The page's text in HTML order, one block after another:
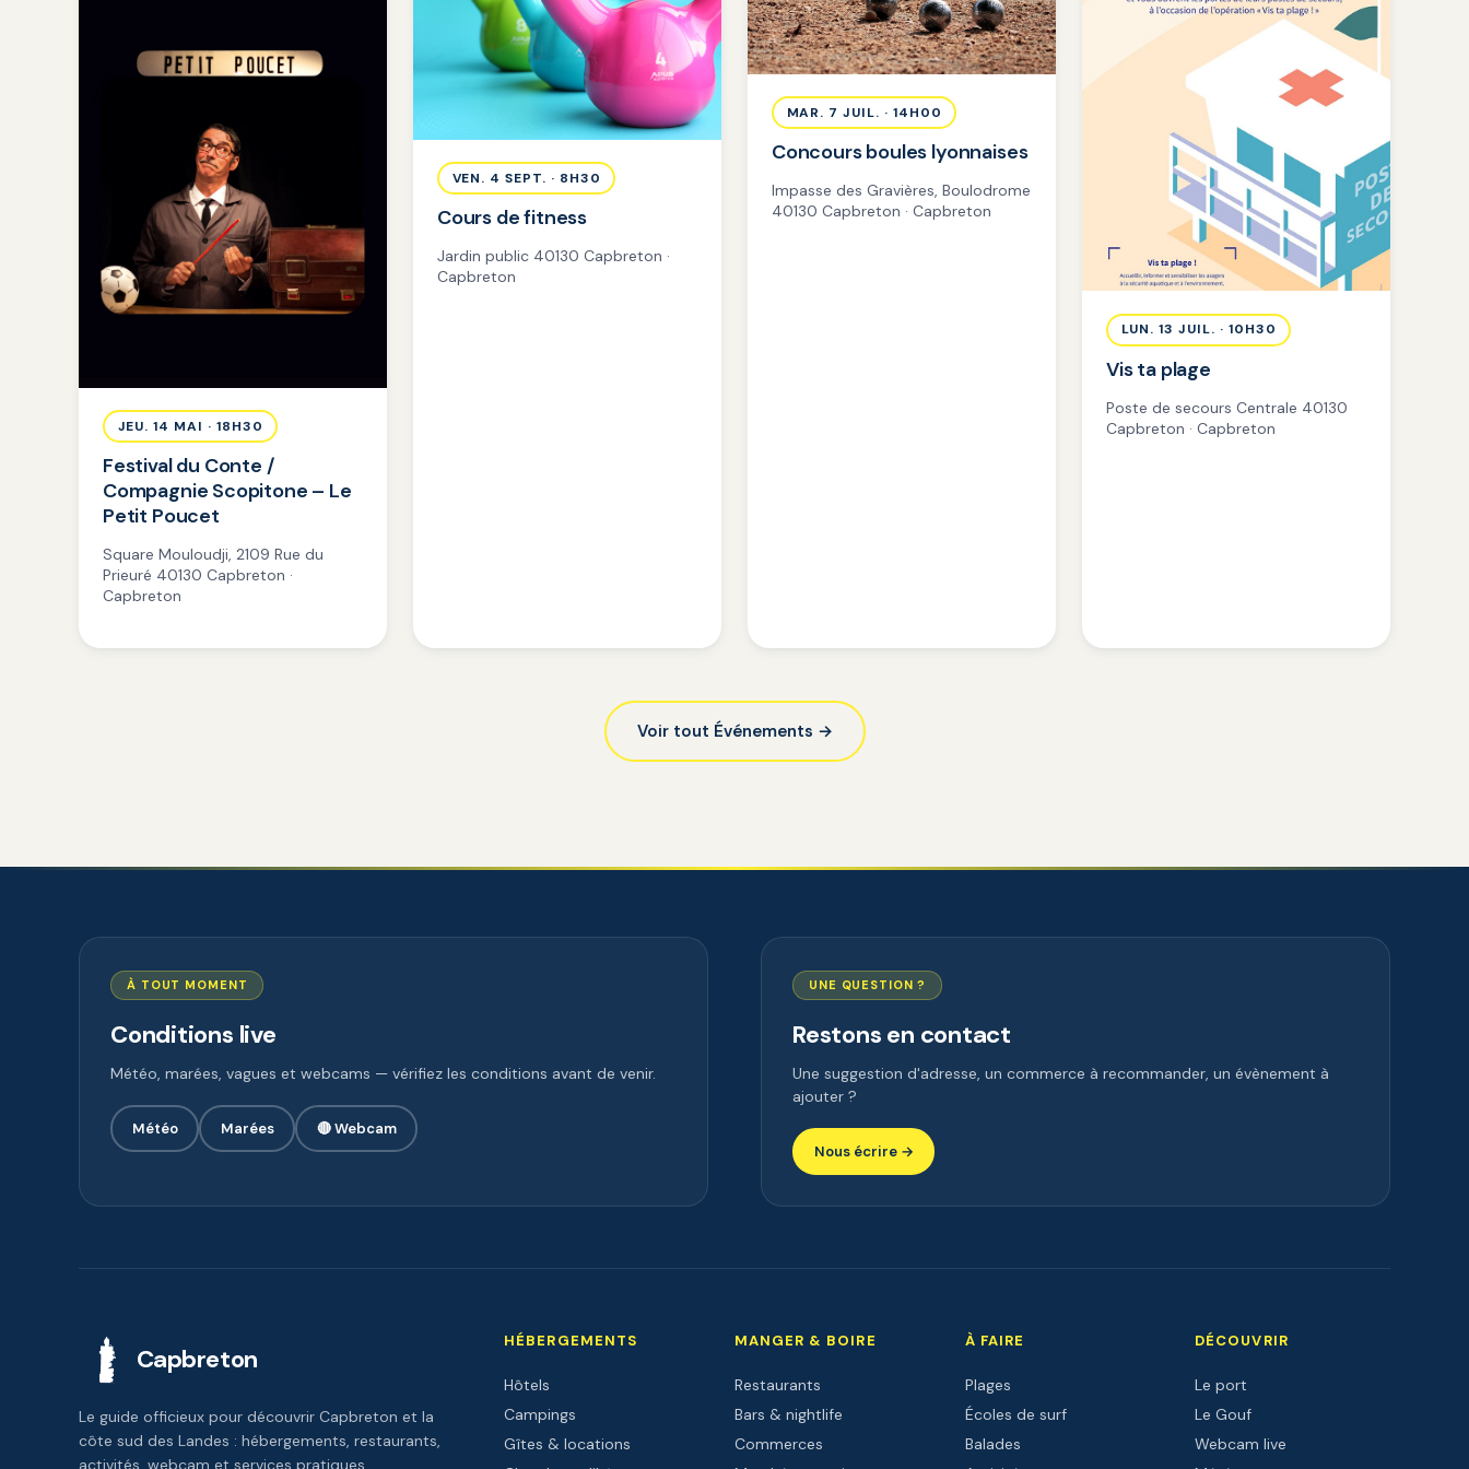
JEU. 14 MAI · 18H30
Festival du Conte /
Compagnie Scopitone – Le
Petit Poucet
Square Mouloudji, 2109 Rue du
Prieuré 40130 Capbreton ·
Capbreton
VEN. 4 SEPT. · 8H30
Cours de fitness
Jardin public 40130 Capbreton ·
Capbreton
MAR. 7 JUIL. · 14H00
Concours boules lyonnaises
Impasse des Gravières, Boulodrome
40130 Capbreton · Capbreton
LUN. 13 JUIL. · 10H30
Vis ta plage
Poste de secours Centrale 40130
Capbreton · Capbreton
Voir tout Événements →
À TOUT MOMENT
Conditions live
Météo, marées, vagues et webcams — vérifiez les conditions avant de venir.
Météo Marées 🔴 Webcam
UNE QUESTION ?
Restons en contact
Une suggestion d'adresse, un commerce à recommander, un évènement à
ajouter ?
Nous écrire →
Capbreton
Le guide officieux pour découvrir Capbreton et la
côte sud des Landes : hébergements, restaurants,
activités, webcam et services pratiques.
HÉBERGEMENTS
Hôtels
Campings
Gîtes & locations
MANGER & BOIRE
Restaurants
Bars & nightlife
Commerces
À FAIRE
Plages
Écoles de surf
Balades
DÉCOUVRIR
Le port
Le Gouf
Webcam live